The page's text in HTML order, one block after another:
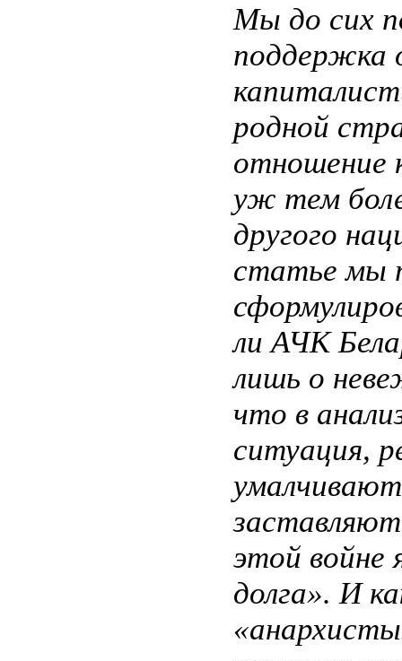
Мы до сих
поддержка
родной
отношение
уж тем
другого
статье мы
ли АЧК
лишь о
что в
ситуация,
этой войне
долга». И